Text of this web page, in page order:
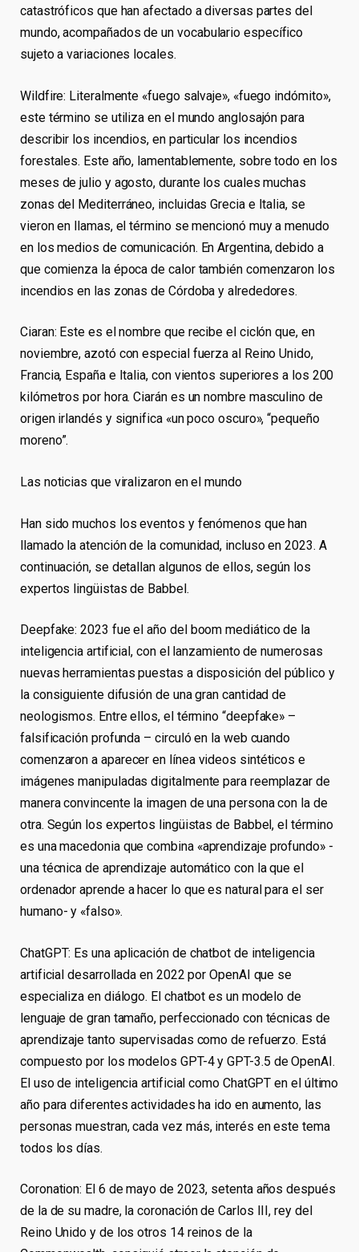
catastróficos que han afectado a diversas partes del
mundo, acompañados de un vocabulario específico
sujeto a variaciones locales.
Wildfire: Literalmente «fuego salvaje», «fuego indómito»,
este término se utiliza en el mundo anglosajón para
describir los incendios, en particular los incendios
forestales. Este año, lamentablemente, sobre todo en los
meses de julio y agosto, durante los cuales muchas
zonas del Mediterráneo, incluidas Grecia e Italia, se
vieron en llamas, el término se mencionó muy a menudo
en los medios de comunicación. En Argentina, debido a
que comienza la época de calor también comenzaron los
incendios en las zonas de Córdoba y alrededores.
Ciaran: Este es el nombre que recibe el ciclón que, en
noviembre, azotó con especial fuerza al Reino Unido,
Francia, España e Italia, con vientos superiores a los 200
kilómetros por hora. Ciarán es un nombre masculino de
origen irlandés y significa «un poco oscuro», “pequeño
moreno”.
Las noticias que viralizaron en el mundo
Han sido muchos los eventos y fenómenos que han
llamado la atención de la comunidad, incluso en 2023. A
continuación, se detallan algunos de ellos, según los
expertos lingüistas de Babbel.
Deepfake: 2023 fue el año del boom mediático de la
inteligencia artificial, con el lanzamiento de numerosas
nuevas herramientas puestas a disposición del público y
la consiguiente difusión de una gran cantidad de
neologismos. Entre ellos, el término “deepfake» –
falsificación profunda – circuló en la web cuando
comenzaron a aparecer en línea videos sintéticos e
imágenes manipuladas digitalmente para reemplazar de
manera convincente la imagen de una persona con la de
otra. Según los expertos lingüistas de Babbel, el término
es una macedonia que combina «aprendizaje profundo» -
una técnica de aprendizaje automático con la que el
ordenador aprende a hacer lo que es natural para el ser
humano- y «falso».
ChatGPT: Es una aplicación de chatbot de inteligencia
artificial desarrollada en 2022 por OpenAI que se
especializa en diálogo. El chatbot es un modelo de
lenguaje de gran tamaño, perfeccionado con técnicas de
aprendizaje tanto supervisadas como de refuerzo. Está
compuesto por los modelos GPT-4 y GPT-3.5 de OpenAI.
El uso de inteligencia artificial como ChatGPT en el último
año para diferentes actividades ha ido en aumento, las
personas muestran, cada vez más, interés en este tema
todos los días.
Coronation: El 6 de mayo de 2023, setenta años después
de la de su madre, la coronación de Carlos III, rey del
Reino Unido y de los otros 14 reinos de la